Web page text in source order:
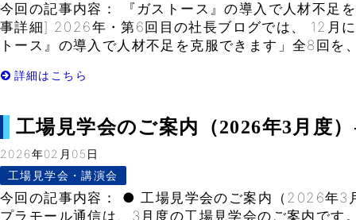
今回の記事内容： 『ガストース』の導入で人材不
事詳細] 2026年・第6回目の社長ブログでは、 12月
トース』の導入で人材不足を克服できます」全8回
詳細はこちら
工場見学会のご案内（2026年3月度
2026年02月05日
工場見学会・講演会
今回の記事内容： ● 工場見学会のご案内（2026年3
プラモール通信は、3月度の工場見学会のご案内です